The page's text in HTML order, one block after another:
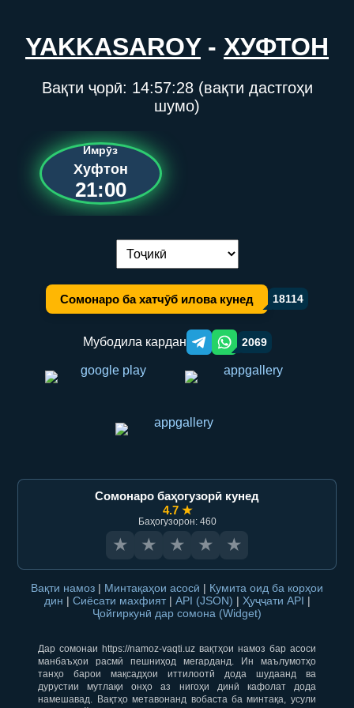
YAKKASAROY- ХУФТОН
Вақти ҷорӣ: 14:57:28(вақти дастгоҳи
шумо)
Имрӯз
Хуфтон
21:00
Иваз кардани забон:
Сомонаро ба хатчӯб илова кунед 18114
Мубодила кардан Telegram orqali ulashish
WhatsApp orqali ulashish
2069
Сомонаро баҳогузорӣ кунед
4.7 ★
Баҳогузорон: 460
★ ★ ★ ★ ★
Вақти намоз | Минтақаҳои асосӣ | Кумита оид ба корҳои
дин | Сиёсати махфият | API (JSON) | Ҳуҷҷати API |
Ҷойгиркунӣ дар сомона (Widget)
Дар сомонаи https://namoz-vaqti.uz вақтҳои намоз бар асоси
манбаъҳои расмӣ пешниҳод мегарданд. Ин маълумотҳо
танҳо барои мақсадҳои иттилоотӣ дода шудаанд ва
дурустии мутлақи онҳо аз нигоҳи динӣ кафолат дода
намешавад. Вақтҳо метавонанд вобаста ба минтақа, усули